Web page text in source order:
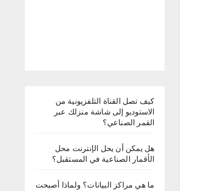
كيف تصل القناة التلفزيونية من
الاستوديو إلى شاشة منزلك عبر
القمر الصناعي؟
هل يمكن أن يحل الإنترنت محل
الأقمار الصناعية في المستقبل؟
ما هي مراكز البيانات؟ ولماذا أصبحت